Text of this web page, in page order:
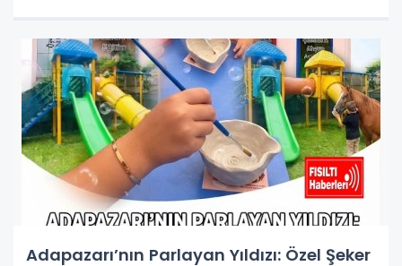
Adapazarı’nın Parlayan Yıldızı: Özel Şeker